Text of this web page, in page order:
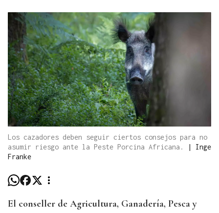
Los cazadores deben seguir ciertos consejos para no
asumir riesgo ante la Peste Porcina Africana.
| Inge
Franke
El conseller de Agricultura, Ganadería, Pesca y